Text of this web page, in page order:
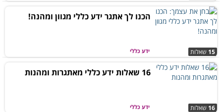
ידע כללי 15 שאלות
הכנו לך אתגר ידע כללי מגוון ומהנה!
ידע כללי 16 שאלות
16 שאלות ידע כללי מאתגרות ומהנות